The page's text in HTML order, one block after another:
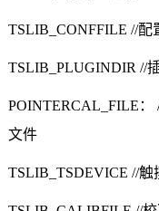
TSLIB_CONFFILE //配
TSLIB_PLUGINDIR //
POINTERCAL_FILE ：
文件
TSLIB_TSDEVICE //触